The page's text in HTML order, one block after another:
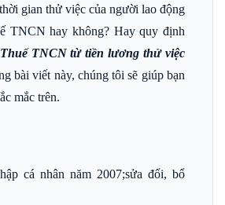
gian thử việc của người lao động
TNCN hay không? Hay quy định
Thuế TNCN từ tiền lương thử việc
bài viết này, chúng tôi sẽ giúp bạn
mắc trên.
cá nhân năm 2007;sửa đổi, bổ